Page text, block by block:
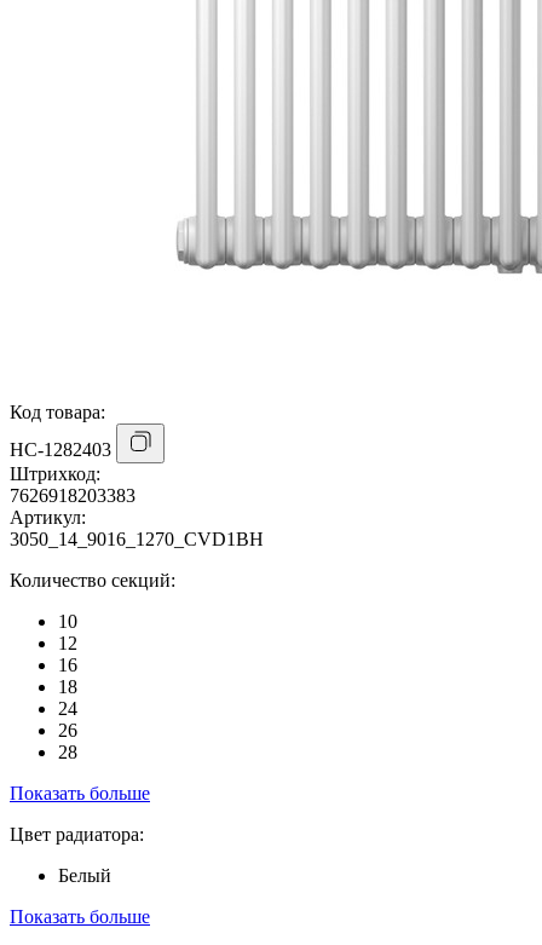
Код товара:
НС-1282403
Штрихкод:
7626918203383
Артикул:
3050_14_9016_1270_CVD1BH
Количество секций:
10
12
16
18
24
26
28
Показать больше
Цвет радиатора:
Белый
Показать больше